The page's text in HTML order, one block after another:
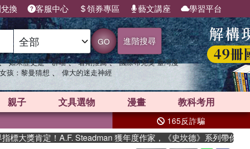
換 客服中心 領券專區 藝文講座 學習平台
GO 進階搜尋
如果歷史是一群喵 、 暑期推薦 、 國際布克獎 臺灣漫
孩：黎曼猜想 、 偉大的迷走神經
親子 文具選物 漫畫 教科考用
165反詐騙
！A.F. Steadman 獲年度作家，《史坎德》系列帶你踏上熱血奇幻旅